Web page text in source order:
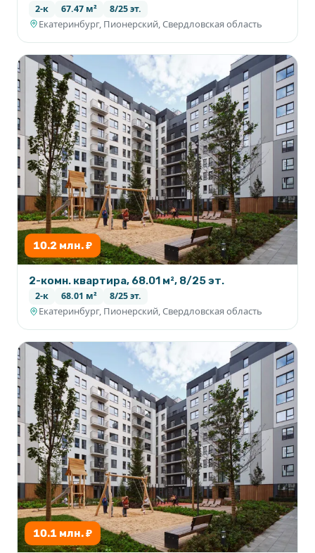
2-к 67.47 м² 8/25 эт.
Екатеринбург, Пионерский, Свердловская область
10.2 млн. ₽
2-комн. квартира, 68.01 м², 8/25 эт.
2-к 68.01 м² 8/25 эт.
Екатеринбург, Пионерский, Свердловская область
10.1 млн. ₽